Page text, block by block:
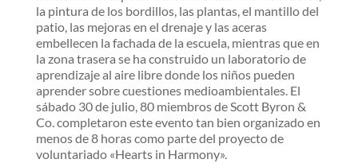
la pintura de los bordillos, las plantas, el mantillo del
patio, las mejoras en el drenaje y las aceras
embellecen la fachada de la escuela, mientras que en
la zona trasera se ha construido un laboratorio de
aprendizaje al aire libre donde los niños pueden
aprender sobre cuestiones medioambientales. El
sábado 30 de julio, 80 miembros de Scott Byron &
Co. completaron este evento tan bien organizado en
menos de 8 horas como parte del proyecto de
voluntariado «Hearts in Harmony».